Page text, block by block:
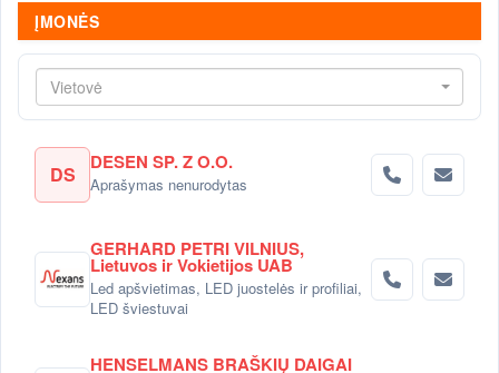
ĮMONĖS
Vietovė
DS DESEN SP. Z O.O.
Aprašymas nenurodytas
GERHARD PETRI VILNIUS,
Lietuvos ir Vokietijos UAB
Led apšvietimas, LED juostelės ir profiliai,
LED šviestuvai
HENSELMANS BRAŠKIŲ DAIGAI